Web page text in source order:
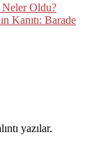
Oldu?
Kanıtı: Barade
yazılar.